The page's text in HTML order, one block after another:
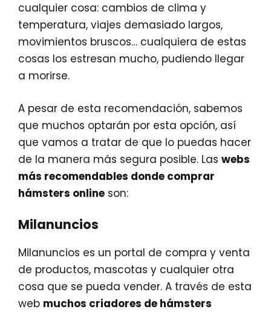
cualquier cosa: cambios de clima y
temperatura, viajes demasiado largos,
movimientos bruscos… cualquiera de estas
cosas los estresan mucho, pudiendo llegar
a morirse.
A pesar de esta recomendación, sabemos
que muchos optarán por esta opción, así
que vamos a tratar de que lo puedas hacer
de la manera más segura posible. Las webs
más recomendables donde comprar
hámsters online son:
Milanuncios
Milanuncios es un portal de compra y venta
de productos, mascotas y cualquier otra
cosa que se pueda vender. A través de esta
web muchos criadores de hámsters